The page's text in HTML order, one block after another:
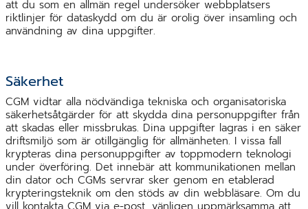
att du som en allmän regel undersöker webbplatsers
riktlinjer för dataskydd om du är orolig över insamling och
användning av dina uppgifter.
Säkerhet
CGM vidtar alla nödvändiga tekniska och organisatoriska
säkerhetsåtgärder för att skydda dina personuppgifter från
att skadas eller missbrukas. Dina uppgifter lagras i en säker
driftsmiljö som är otillgänglig för allmänheten. I vissa fall
krypteras dina personuppgifter av toppmodern teknologi
under överföring. Det innebär att kommunikationen mellan
din dator och CGMs servrar sker genom en etablerad
krypteringsteknik om den stöds av din webbläsare. Om du